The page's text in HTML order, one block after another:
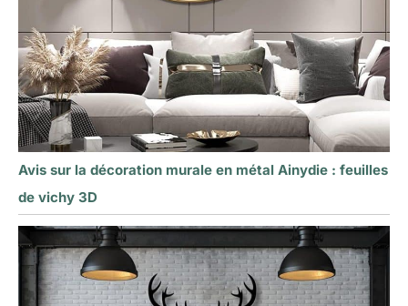
Avis sur la décoration murale en métal Ainydie : feuilles
de vichy 3D